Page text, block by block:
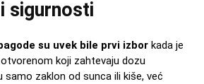
sigurnosti
su uvek bile prvi izbor kada je
koji zahtevaju dozu
samo zaklon od sunca ili kiše, već